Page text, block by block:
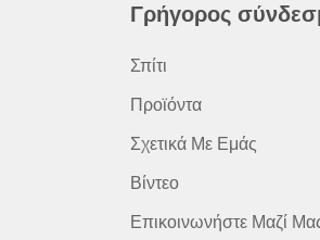
Γρήγορος
Σπίτι
Προϊόντα
Σχετικά Με Εμάς
Βίντεο
Επικοινωνήστε Μαζί